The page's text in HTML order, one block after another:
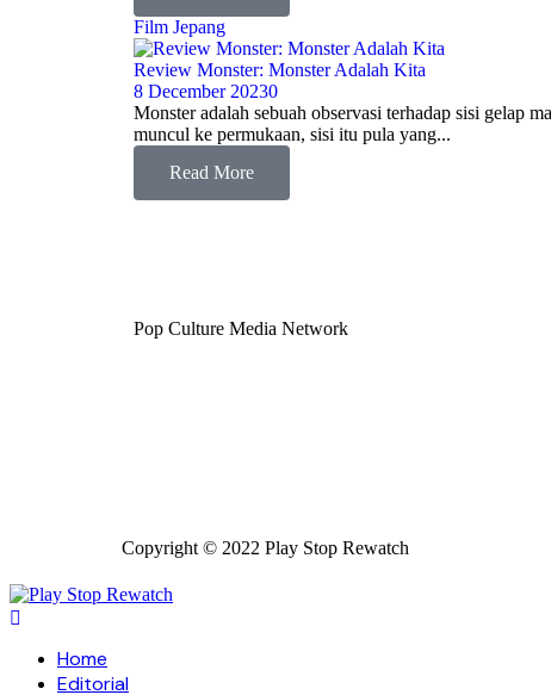
Film Jepang
Review Monster: Monster Adalah Kita
8 December 20230
Monster adalah sebuah observasi terhadap sisi gelap
muncul ke permukaan, sisi itu pula yang...
Read More
Pop Culture Media Network
Copyright © 2022 Play Stop Rewatch
Home
Editorial